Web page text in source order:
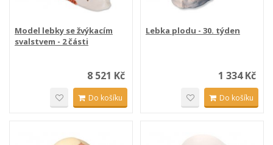
Model lebky se žvýkacím
svalstvem - 2 části
8 521 Kč
Do košíku
Lebka plodu - 30. týden
1 334 Kč
Do košíku